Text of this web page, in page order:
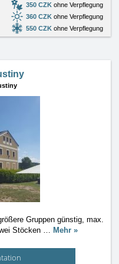
350 CZK ohne Verpflegung
360 CZK ohne Verpflegung
550 CZK ohne Verpflegung
Gruppen günstig, max.
Stöcken … Mehr »